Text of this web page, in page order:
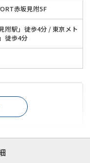
赤坂見附5F
附駅」徒歩4分 / 東京メト
徒歩4分
能
レスポンスが早い